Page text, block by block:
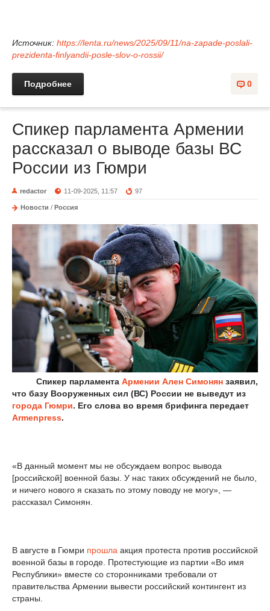
Источник: https://lenta.ru/news/2025/09/11/na-zapade-poslali-
prezidenta-finlyandii-posle-slov-o-rossii/
0
Подробнее
Спикер парламента Армении
рассказал о выводе базы ВС
России из Гюмри
redactor 11-09-2025, 11:57 97
Новости / Россия
Спикер парламента Армении Ален Симонян заявил,
что базу Вооруженных сил (ВС) России не выведут из
города Гюмри. Его слова во время брифинга передает
Armenpress.
«В данный момент мы не обсуждаем вопрос вывода
[российской] военной базы. У нас таких обсуждений не было,
и ничего нового я сказать по этому поводу не могу», —
рассказал Симонян.
В августе в Гюмри прошла акция протеста против российской
военной базы в городе. Протестующие из партии «Во имя
Республики» вместе со сторонниками требовали от
правительства Армении вывести российский контингент из
страны.